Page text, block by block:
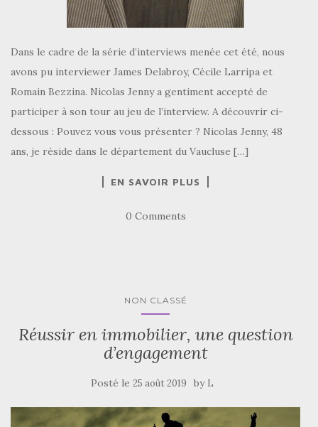
Dans le cadre de la série d’interviews menée cet été, nous
avons pu interviewer James Delabroy, Cécile Larripa et
Romain Bezzina. Nicolas Jenny a gentiment accepté de
participer à son tour au jeu de l’interview. A découvrir ci-
dessous : Pouvez vous vous présenter ? Nicolas Jenny, 48
ans, je réside dans le département du Vaucluse […]
EN SAVOIR PLUS
0 Comments
NON CLASSÉ
Réussir en immobilier, une question
d’engagement
Posté le 25 août 2019 by L